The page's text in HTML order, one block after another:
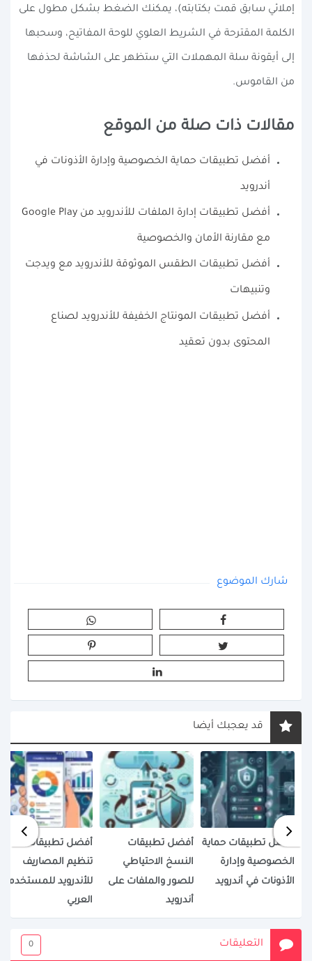
إملائي سابق قمت بكتابته)، يمكنك الضغط بشكل مطول على
الكلمة المقترحة في الشريط العلوي للوحة المفاتيح، وسحبها
إلى أيقونة سلة المهملات التي ستظهر على الشاشة لحذفها
من القاموس.
مقالات ذات صلة من الموقع
أفضل تطبيقات حماية الخصوصية وإدارة الأذونات في
أندرويد
أفضل تطبيقات إدارة الملفات للأندرويد من Google Play
مع مقارنة الأمان والخصوصية
أفضل تطبيقات الطقس الموثوقة للأندرويد مع ويدجت
وتنبيهات
أفضل تطبيقات المونتاج الخفيفة للأندرويد لصناع
المحتوى بدون تعقيد
شارك الموضوع
قد يعجبك أيضا
أفضل تطبيقات حماية
الخصوصية وإدارة
الأذونات في أندرويد
أفضل تطبيقات
النسخ الاحتياطي
للصور والملفات على
أندرويد
أفضل تطبيقات
تنظيم المصاريف
للأندرويد للمستخدم
العربي
التعليقات 0